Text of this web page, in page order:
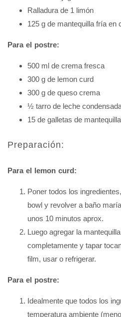
Ralladura de 1 limón
125 g de mantequilla fría en
Para el postre:
500 ml de crema fresca
300 g de lemon curd
300 g de queso crema
½ tarro de leche
15 de galletas de mantequilla
Preparación:
Para el lemon curd:
Poner todos los
bowl y revolver a baño
unos 10 minutos aprox.
Luego agregar la
completamente y tapar
film, usar o refrigerar.
Para el postre:
Idealmente que todos los
temperatura ambiente